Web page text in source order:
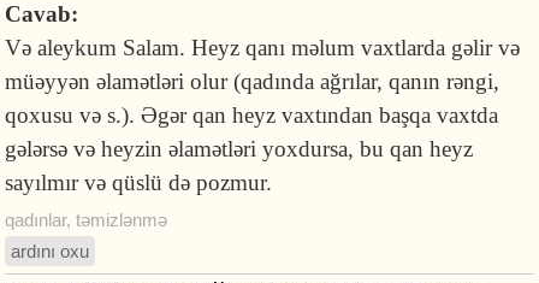
Cavab:
Və aleykum Salam. Heyz qanı məlum vaxtlarda gəlir və
müəyyən əlamətləri olur (qadında ağrılar, qanın rəngi,
qoxusu və s.). Əgər qan heyz vaxtından başqa vaxtda
gələrsə və heyzin əlamətləri yoxdursa, bu qan heyz
sayılmır və qüslü də pozmur.
qadınlar,təmizlənmə
ardını oxu